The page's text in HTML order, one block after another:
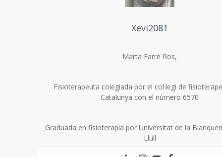
Xevi2081
Marta Farré Ros,
Fisioterapeuta colegiada por el col·legi de
Catalunya con el número 6570
Graduada en fisioterapia por Universitat de la
Llull